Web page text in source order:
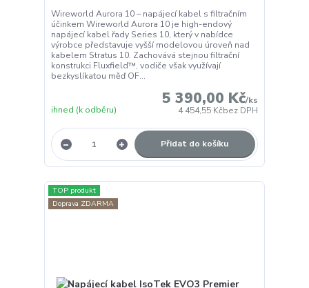
Wireworld Aurora 10 – napájecí kabel s filtračním
účinkem Wireworld Aurora 10 je high-endový
napájecí kabel řady Series 10, který v nabídce
výrobce představuje vyšší modelovou úroveň nad
kabelem Stratus 10. Zachovává stejnou filtrační
konstrukci Fluxfield™, vodiče však využívají
bezkyslíkatou měď OF...
5 390,00 Kč/ks
4 454,55 Kčbez DPH
ihned (k odběru)
Přidat do košíku
TOP produkt
Doprava ZDARMA